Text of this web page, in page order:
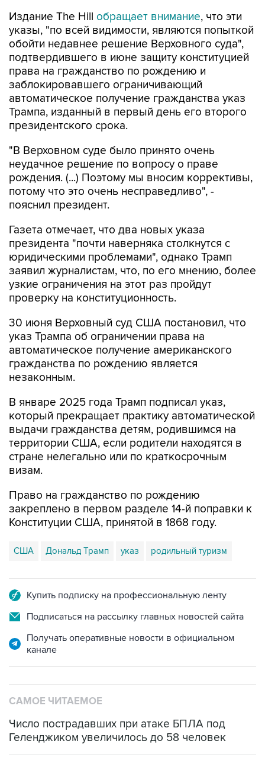
Издание The Hill обращает внимание, что эти
указы, "по всей видимости, являются попыткой
обойти недавнее решение Верховного суда",
подтвердившего в июне защиту конституцией
права на гражданство по рождению и
заблокировавшего ограничивающий
автоматическое получение гражданства указ
Трампа, изданный в первый день его второго
президентского срока.
"В Верховном суде было принято очень
неудачное решение по вопросу о праве
рождения. (...) Поэтому мы вносим коррективы,
потому что это очень несправедливо", -
пояснил президент.
Газета отмечает, что два новых указа
президента "почти наверняка столкнутся с
юридическими проблемами", однако Трамп
заявил журналистам, что, по его мнению, более
узкие ограничения на этот раз пройдут
проверку на конституционность.
30 июня Верховный суд США постановил, что
указ Трампа об ограничении права на
автоматическое получение американского
гражданства по рождению является
незаконным.
В январе 2025 года Трамп подписал указ,
который прекращает практику автоматической
выдачи гражданства детям, родившимся на
территории США, если родители находятся в
стране нелегально или по краткосрочным
визам.
Право на гражданство по рождению
закреплено в первом разделе 14-й поправки к
Конституции США, принятой в 1868 году.
США Дональд Трамп указ родильный туризм
Купить подписку на профессиональную ленту
Подписаться на рассылку главных новостей сайта
Получать оперативные новости в официальном
канале
САМОЕ ЧИТАЕМОЕ
Число пострадавших при атаке БПЛА под
Геленджиком увеличилось до 58 человек